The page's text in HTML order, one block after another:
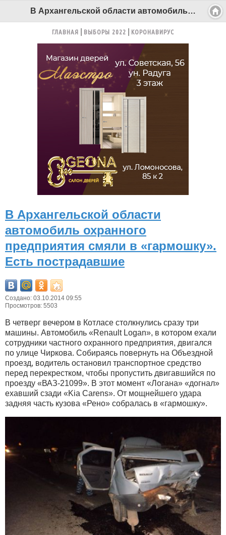
В Архангельской области автомобиль охранного предприятия смяли в «гармошку». Есть пострадавшие - Беломорканал Северодвинск tv29.ru
ГЛАВНАЯ ВЫБОРЫ 2022 КОРОНАВИРУС
В Архангельской области
автомобиль охранного
предприятия смяли в «гармошку».
Есть пострадавшие
Создано: 03.10.2014 09:55
Просмотров: 5503
В четверг вечером в Котласе столкнулись сразу три
машины. Автомобиль «Renault Logan», в котором ехали
сотрудники частного охранного предприятия, двигался
по улице Чиркова. Собираясь повернуть на Объездной
проезд, водитель остановил транспортное средство
перед перекрестком, чтобы пропустить двигавшийся по
проезду «ВАЗ-21099». В этот момент «Логана» «догнал»
ехавший сзади «Kia Carens». От мощнейшего удара
задняя часть кузова «Рено» собралась в «гармошку».